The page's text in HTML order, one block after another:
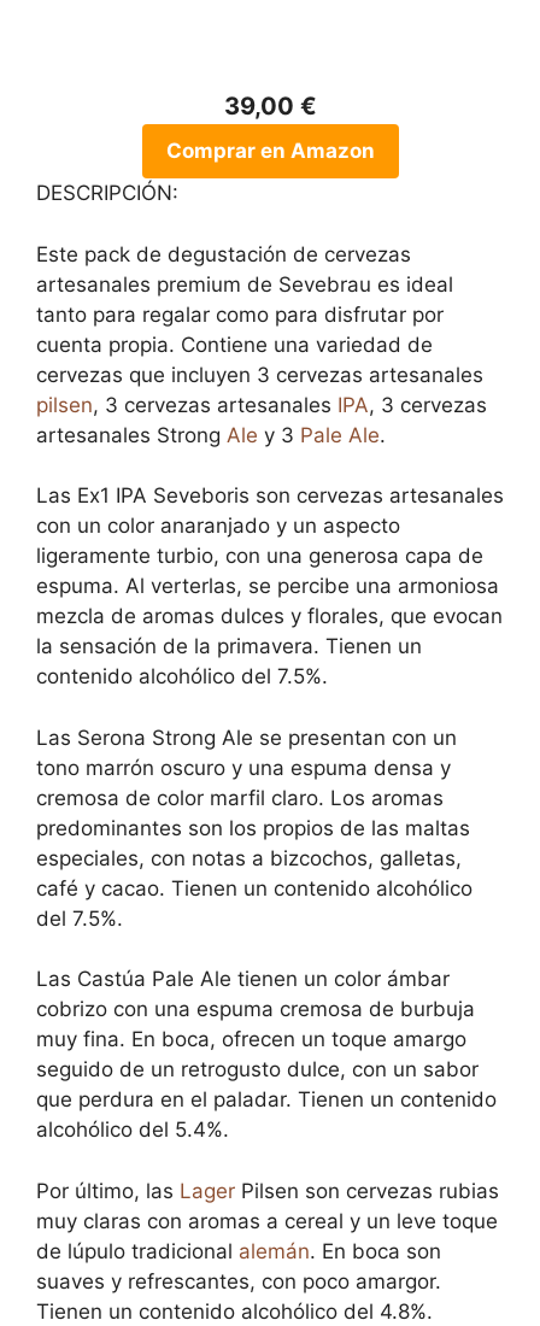
39,00 €
Comprar en Amazon
DESCRIPCIÓN:
Este pack de degustación de cervezas
artesanales premium de Sevebrau es ideal
tanto para regalar como para disfrutar por
cuenta propia. Contiene una variedad de
cervezas que incluyen 3 cervezas artesanales
pilsen, 3 cervezas artesanales IPA, 3 cervezas
artesanales Strong Ale y 3 Pale Ale.
Las Ex1 IPA Seveboris son cervezas artesanales
con un color anaranjado y un aspecto
ligeramente turbio, con una generosa capa de
espuma. Al verterlas, se percibe una armoniosa
mezcla de aromas dulces y florales, que evocan
la sensación de la primavera. Tienen un
contenido alcohólico del 7.5%.
Las Serona Strong Ale se presentan con un
tono marrón oscuro y una espuma densa y
cremosa de color marfil claro. Los aromas
predominantes son los propios de las maltas
especiales, con notas a bizcochos, galletas,
café y cacao. Tienen un contenido alcohólico
del 7.5%.
Las Castúa Pale Ale tienen un color ámbar
cobrizo con una espuma cremosa de burbuja
muy fina. En boca, ofrecen un toque amargo
seguido de un retrogusto dulce, con un sabor
que perdura en el paladar. Tienen un contenido
alcohólico del 5.4%.
Por último, las Lager Pilsen son cervezas rubias
muy claras con aromas a cereal y un leve toque
de lúpulo tradicional alemán. En boca son
suaves y refrescantes, con poco amargor.
Tienen un contenido alcohólico del 4.8%.